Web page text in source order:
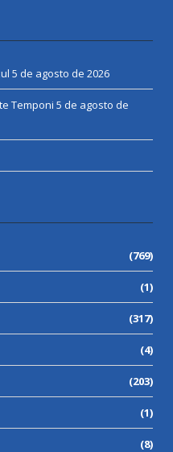
5 de agosto de 2026
Temponi 5 de agosto de
(769)
(1)
(317)
(4)
(203)
(1)
(8)